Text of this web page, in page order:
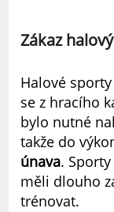
Zákaz
Halové
se z hracího
bylo nutné
takže do
únava.
měli dlouho
trénovat.